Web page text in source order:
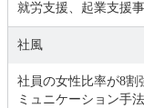
就労支援、起業支援
社風
社員の女性比率が8割
ミュニケーション手